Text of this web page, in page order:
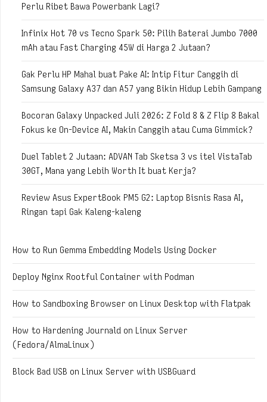
Perlu Ribet Bawa Powerbank Lagi?
Infinix Hot 70 vs Tecno Spark 50: Pilih Baterai Jumbo 7000
mAh atau Fast Charging 45W di Harga 2 Jutaan?
Gak Perlu HP Mahal buat Pake AI: Intip Fitur Canggih di
Samsung Galaxy A37 dan A57 yang Bikin Hidup Lebih Gampang
Bocoran Galaxy Unpacked Juli 2026: Z Fold 8 & Z Flip 8 Bakal
Fokus ke On-Device AI, Makin Canggih atau Cuma Gimmick?
Duel Tablet 2 Jutaan: ADVAN Tab Sketsa 3 vs itel VistaTab
30GT, Mana yang Lebih Worth It buat Kerja?
Review Asus ExpertBook PM5 G2: Laptop Bisnis Rasa AI,
Ringan tapi Gak Kaleng-kaleng
How to Run Gemma Embedding Models Using Docker
Deploy Nginx Rootful Container with Podman
How to Sandboxing Browser on Linux Desktop with Flatpak
How to Hardening Journald on Linux Server
(Fedora/AlmaLinux)
Block Bad USB on Linux Server with USBGuard